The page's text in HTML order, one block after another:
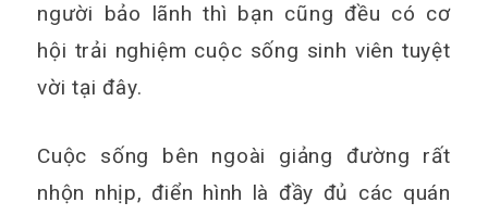
người bảo lãnh thì bạn cũng đều có cơ
hội trải nghiệm cuộc sống sinh viên tuyệt
vời tại đây.
Cuộc sống bên ngoài giảng đường rất
nhộn nhịp, điển hình là đầy đủ các quán